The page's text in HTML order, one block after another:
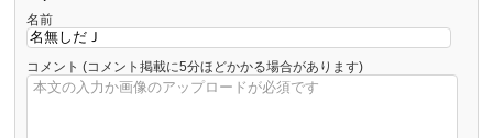
名前
コメント (コメント掲載に5分ほどかかる場合があります)